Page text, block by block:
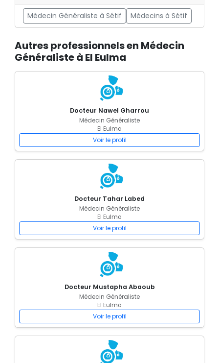
Médecin Généraliste à Sétif Médecins à Sétif
Autres professionnels en Médecin
Généraliste à El Eulma
Docteur Nawel Gharrou
Médecin Généraliste
El Eulma
Voir le profil
Docteur Tahar Labed
Médecin Généraliste
El Eulma
Voir le profil
Docteur Mustapha Abaoub
Médecin Généraliste
El Eulma
Voir le profil